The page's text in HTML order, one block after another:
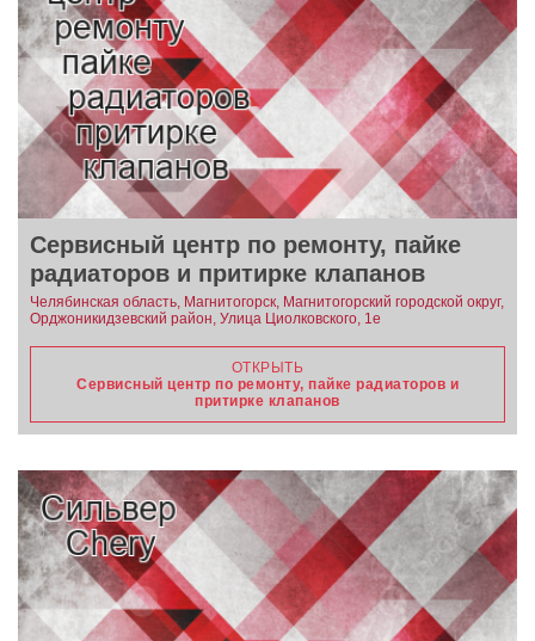
Сервисный центр по ремонту, пайке
радиаторов и притирке клапанов
Челябинская область, Магнитогорск, Магнитогорский городской округ,
Орджоникидзевский район, Улица Циолковского, 1е
ОТКРЫТЬ
Сервисный центр по ремонту, пайке радиаторов и
притирке клапанов